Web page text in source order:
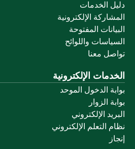
دليل الخدمات
المشاركة الإلكترونية
البيانات المفتوحة
السياسات واللوائح
تواصل معنا
الخدمات الإلكترونية
بوابة الدخول الموحد
بوابة الزوار
البريد الإلكتروني
نظام التعلم الإلكتروني
إنجاز